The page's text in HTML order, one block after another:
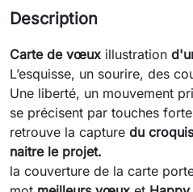
Description
Carte de vœux illustration
L’esquisse, un sourire, des
Une liberté, un mouvement
se précisent par touches
retrouve la capture du
naitre le projet.
la couverture de la carte